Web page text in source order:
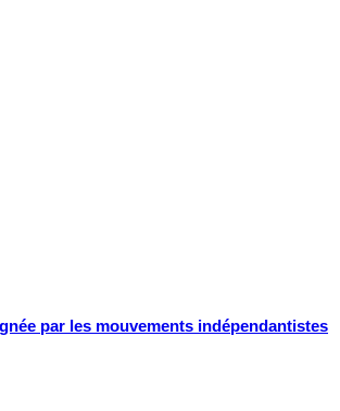
par les mouvements indépendantistes